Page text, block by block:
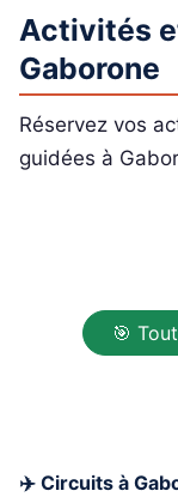
Activités
Gaborone
Réservez vos
guidées à
🎯
✈️ Circuits à